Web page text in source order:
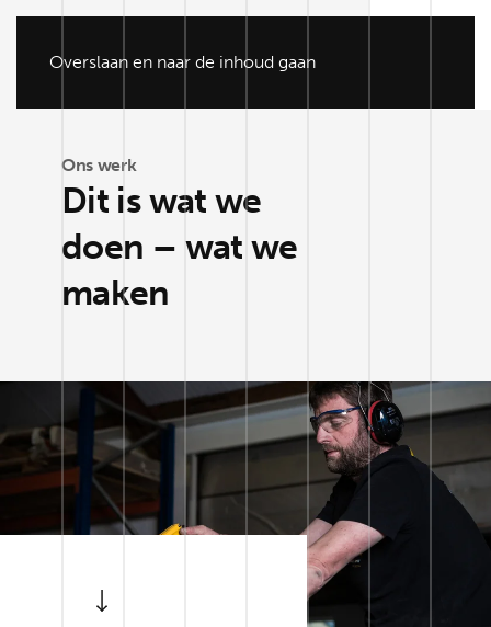
Overslaan en naar de inhoud gaan
Ons werk
Dit is wat we
doen – wat we
maken